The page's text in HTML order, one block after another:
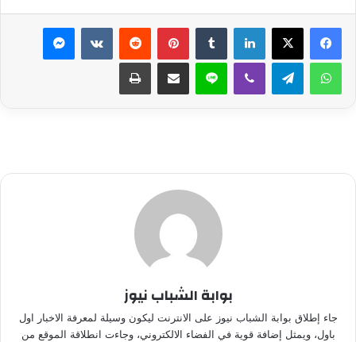
لينكدإن بينتيريست ماسنجر
واتساب تيلقرام ڤايبر لاين مشاركة عبر البريد طباعة
بوابة الشباب نيوز
جاء إطلاق بوابة الشباب نيوز على الانترنت ليكون وسيلة لمعرفة الاخبار اول
باول، ويمثل إضافة قوية في الفضاء الالكتروني، وجاءت انطلاقة الموقع من